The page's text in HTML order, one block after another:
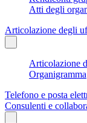
Atti degli
Articolazione degli
Articolazione
Organigramma
Telefono e posta
Consulenti e